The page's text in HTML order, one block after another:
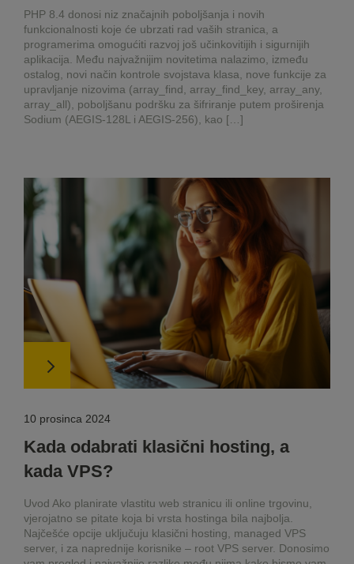
PHP 8.4 donosi niz značajnih poboljšanja i novih
funkcionalnosti koje će ubrzati rad vaših stranica, a
programerima omogućiti razvoj još učinkovitijih i sigurnijih
aplikacija. Među najvažnijim novitetima nalazimo, između
ostalog, novi način kontrole svojstava klasa, nove funkcije za
upravljanje nizovima (array_find, array_find_key, array_any,
array_all), poboljšanu podršku za šifriranje putem proširenja
Sodium (AEGIS-128L i AEGIS-256), kao […]
10 prosinca 2024
Kada odabrati klasični hosting, a
kada VPS?
Uvod Ako planirate vlastitu web stranicu ili online trgovinu,
vjerojatno se pitate koja bi vrsta hostinga bila najbolja.
Najčešće opcije uključuju klasični hosting, managed VPS
server, i za naprednije korisnike – root VPS server. Donosimo